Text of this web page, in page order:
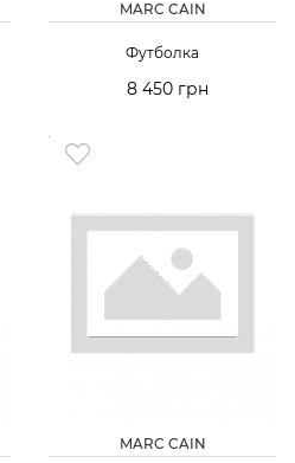
MARC CAIN
Футболка
8 450 грн
MARC CAIN